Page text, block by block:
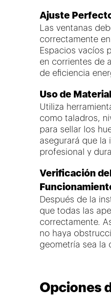
Ajuste
Las ventanas
correctamente
Espacios vacíos
en corrientes de
de eficiencia
Uso de
Utiliza
como taladros,
para sellar los
asegurará que la
profesional y
Verificación
Después de la
que todas las
correctamente.
no haya
geometría sea la
Opciones